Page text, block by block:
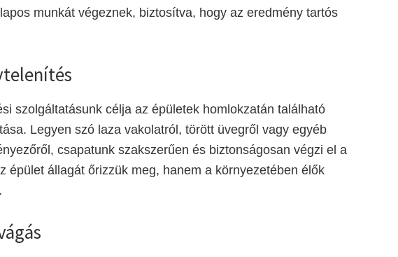
munkát végeznek, biztosítva, hogy az eredmény tartós
szolgáltatásunk célja az épületek homlokzatán található
Legyen szó laza vakolatról, törött üvegről vagy egyéb
csapatunk szakszerűen és biztonságosan végzi el a
épület állagát őrizzük meg, hanem a környezetében élők